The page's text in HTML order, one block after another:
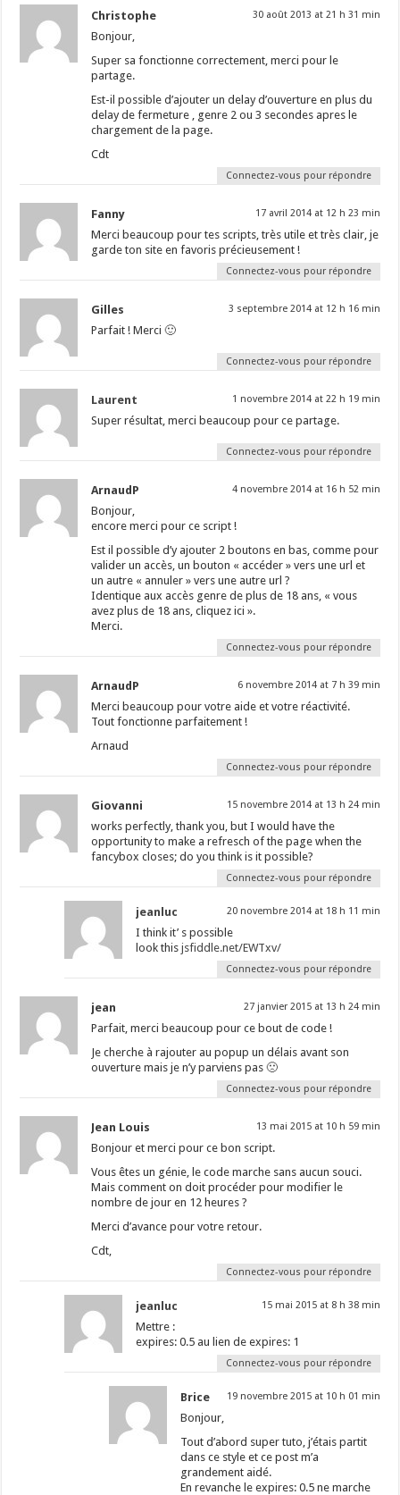
Christophe 30 août 2013 at 21 h 31 min
Bonjour,
Super sa fonctionne correctement, merci pour le
partage.
Est-il possible d’ajouter un delay d’ouverture en plus du
delay de fermeture , genre 2 ou 3 secondes apres le
chargement de la page.
Cdt
Connectez-vous pour répondre
Fanny 17 avril 2014 at 12 h 23 min
Merci beaucoup pour tes scripts, très utile et très clair, je
garde ton site en favoris précieusement !
Connectez-vous pour répondre
Gilles 3 septembre 2014 at 12 h 16 min
Parfait ! Merci 🙂
Connectez-vous pour répondre
Laurent 1 novembre 2014 at 22 h 19 min
Super résultat, merci beaucoup pour ce partage.
Connectez-vous pour répondre
ArnaudP 4 novembre 2014 at 16 h 52 min
Bonjour,
encore merci pour ce script !
Est il possible d’y ajouter 2 boutons en bas, comme pour
valider un accès, un bouton « accéder » vers une url et
un autre « annuler » vers une autre url ?
Identique aux accès genre de plus de 18 ans, « vous
avez plus de 18 ans, cliquez ici ».
Merci.
Connectez-vous pour répondre
ArnaudP 6 novembre 2014 at 7 h 39 min
Merci beaucoup pour votre aide et votre réactivité.
Tout fonctionne parfaitement !
Arnaud
Connectez-vous pour répondre
Giovanni 15 novembre 2014 at 13 h 24 min
works perfectly, thank you, but I would have the
opportunity to make a refresch of the page when the
fancybox closes; do you think is it possible?
Connectez-vous pour répondre
jeanluc 20 novembre 2014 at 18 h 11 min
I think it’ s possible
look thisjsfiddle.net/EWTxv/
Connectez-vous pour répondre
jean 27 janvier 2015 at 13 h 24 min
Parfait, merci beaucoup pour ce bout de code !
Je cherche à rajouter au popup un délais avant son
ouverture mais je n’y parviens pas 🙁
Connectez-vous pour répondre
Jean Louis 13 mai 2015 at 10 h 59 min
Bonjour et merci pour ce bon script.
Vous êtes un génie, le code marche sans aucun souci.
Mais comment on doit procéder pour modifier le
nombre de jour en 12 heures ?
Merci d’avance pour votre retour.
Cdt,
Connectez-vous pour répondre
jeanluc 15 mai 2015 at 8 h 38 min
Mettre :
expires: 0.5 au lien de expires: 1
Connectez-vous pour répondre
Brice 19 novembre 2015 at 10 h 01 min
Bonjour,
Tout d’abord super tuto, j’étais partit
dans ce style et ce post m’a
grandement aidé.
En revanche le expires: 0.5 ne marche